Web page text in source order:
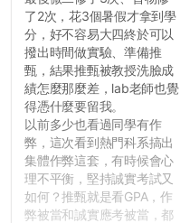
大學是你們唯一可以勇敢認
錯但不需要付出太大代價的
地方，你們在這時候如果不
會學會...
了2次，花3個暑假才拿到學
分，好不容易大四終於可以
撥出時間做實驗、準備推
甄，結果推甄被教授洗臉成
績怎麼那麼差，lab老師也覺
得憑什麼要留我。
以前多少也看過同學有作
弊，這次看到熱門科系搞出
集體作弊這套，有時候會心
理不平衡，堅持誠實考試又
如何？推甄就是看GPA，作
弊被當和誠實應考被當，都